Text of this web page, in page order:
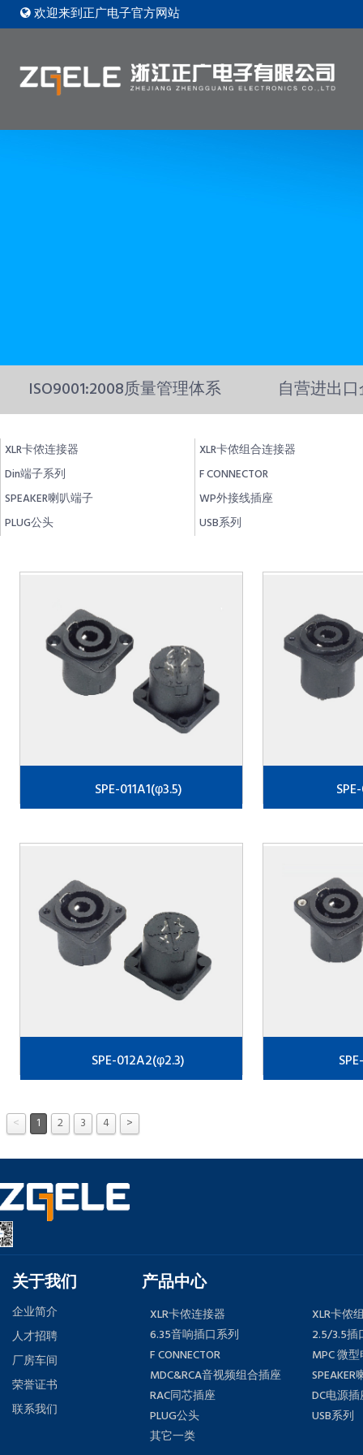
欢迎来到正广电子官方网站
ISO9001:2008质量管理体系 自营进出
XLR卡侬连接器
XLR卡侬组合连接器
Din端子系列
F CONNECTOR
SPEAKER喇叭端子
WP外接线插座
PLUG公头
USB系列
SPE-011A1(φ3.5)
SPE-012A2(φ2.3)
< 1 2 3 4 >
关于我们
企业简介
人才招聘
厂房车间
荣誉证书
联系我们
产品中心
XLR卡侬连接器
XLR卡侬
6.35音响插口系列
2.5/3.5插
F CONNECTOR
MPC 微
MDC&RCA音视频组合插座
RAC同芯插座
DC电源
PLUG公头
USB系列
其它一类